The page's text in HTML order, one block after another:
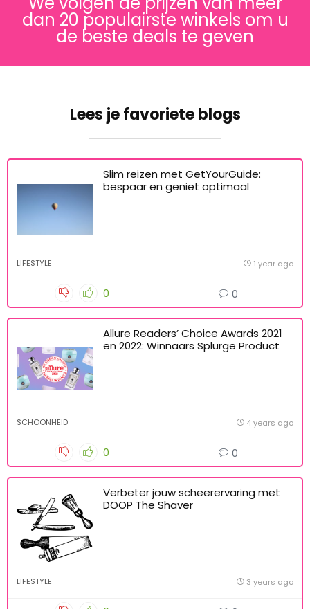
dan 20 populairste winkels om u
de beste deals te geven
Lees je favoriete blogs
Slim reizen met GetYourGuide:
bespaar en geniet optimaal
LIFESTYLE 1 year ago
0 0
Allure Readers’ Choice Awards 2021
en 2022: Winnaars Splurge Product
SCHOONHEID 4 years ago
0 0
Verbeter jouw scheerervaring met
DOOP The Shaver
LIFESTYLE 3 years ago